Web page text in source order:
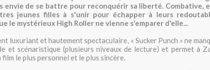
envie de se battre pour reconquérir sa liberté. Combative,
jeunes filles à s'unir pour échapper à leurs
le mystérieux High Roller ne vienne s'emparer d'elle...
luxuriant et hautement spectaculaire, « Sucker Punch » ne
et scénaristique (plusieurs niveaux de lecture) et permet à
le plus personnel et le plus sincère.